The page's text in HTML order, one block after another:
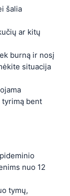
šalia
ar kitų
burną ir nosį
situacija
tyrimą bent
nuo 12
tymų,